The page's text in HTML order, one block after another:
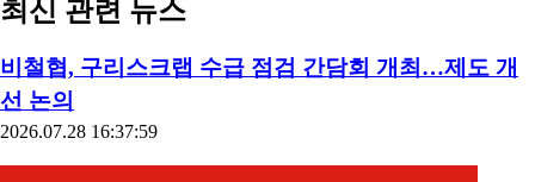
최신 관련 뉴스
비철협, 구리스크랩 수급 점검 간담회 개최…제도 개
선 논의
2026.07.28 16:37:59